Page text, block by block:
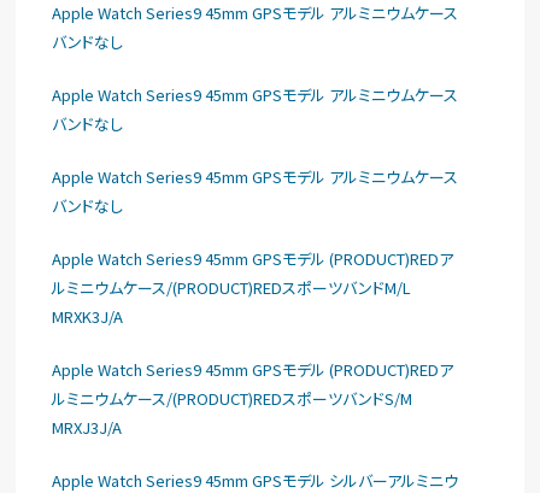
Apple Watch Series9 45mm GPSモデル アルミニウムケース
バンドなし
Apple Watch Series9 45mm GPSモデル アルミニウムケース
バンドなし
Apple Watch Series9 45mm GPSモデル アルミニウムケース
バンドなし
Apple Watch Series9 45mm GPSモデル (PRODUCT)REDア
ルミニウムケース/(PRODUCT)REDスポーツバンドM/L
MRXK3J/A
Apple Watch Series9 45mm GPSモデル (PRODUCT)REDア
ルミニウムケース/(PRODUCT)REDスポーツバンドS/M
MRXJ3J/A
Apple Watch Series9 45mm GPSモデル シルバーアルミニウ